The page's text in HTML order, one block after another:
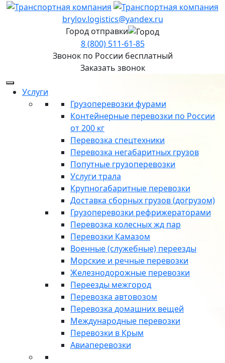
brylov.logistics@yandex.ru
Город отправки
8 (800) 511-61-85
Звонок по России бесплатный
Заказать звонок
Услуги
Грузоперевозки фурами
Контейнерные перевозки по России
от 200 кг
Перевозка спецтехники
Перевозка негабаритных грузов
Попутные грузоперевозки
Услуги трала
Крупногабаритные перевозки
Доставка сборных грузов (догрузом)
Грузоперевозки рефрижераторами
Перевозка колесных жд пар
Перевозки Камазом
Военные (служебные) переезды
Морские и речные перевозки
Железнодорожные перевозки
Переезды межгород
Перевозка автовозом
Перевозка домашних вещей
Международные перевозки
Перевозки в Крым
Авиаперевозки